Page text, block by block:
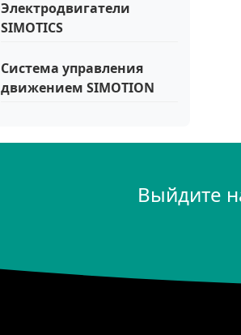
Электродвигатели
SIMOTICS
Система управления
движением SIMOTION
Выйдите